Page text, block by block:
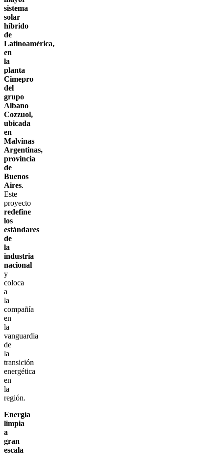
sistema
solar
híbrido
de
Latinoamérica,
en
la
planta
Cimepro
del
grupo
Albano
Cozzuol,
ubicada
en
Malvinas
Argentinas,
provincia
de
Buenos
Aires.
Este
proyecto
redefine
los
estándares
de
la
industria
nacional
y
coloca
a
la
compañía
en
la
vanguardia
de
la
transición
energética
en
la
región.
Energía
limpia
a
gran
escala